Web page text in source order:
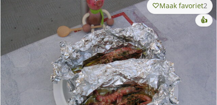
Maak favoriet2
👍